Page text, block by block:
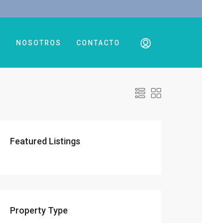
NOSOTROS CONTACTO
Featured Listings
Property Type